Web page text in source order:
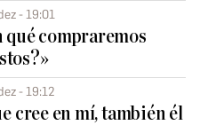
- 19:01
qué compraremos
- 19:12
cree en mí, también él